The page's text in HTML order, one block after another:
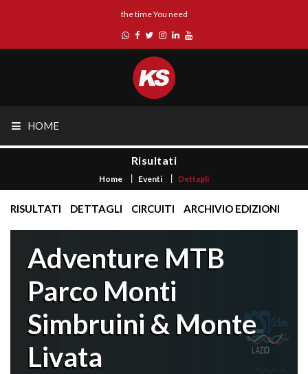
the time You need
HOME
Risultati
Home Eventi Dettagli
RISULTATI DETTAGLI CIRCUITI ARCHIVIO EDIZIONI
Adventure MTB
Parco Monti
Simbruini & Monte
Livata